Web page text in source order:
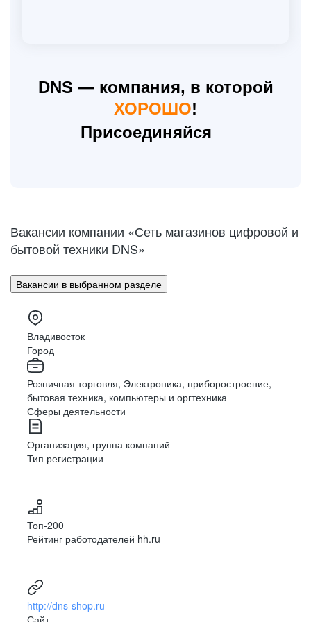
DNS — компания, в которой
ХОРОШО!
Присоединяйся
DNS обладает единой сетью
распределительных центров,
обеспечивающей потребность
в товаре для всей страны
городов присутствия
Для удобства наших
покупателей открыта
собственная сеть сервисных
центров по всей территории
20+
лет опыта
ДНС Технологии — бизнес-
направление холдинга для
создания и развития
информационных систем всех
современные языки, подходы и технологии для
эффективного решения бизнес-задач
Что мы делаем:
Вакансии компании «Сеть магазинов цифровой и
бытовой техники DNS»
Вакансии в выбранном разделе
Владивосток
Город
Розничная торговля, Электроника, приборостроение,
бытовая техника, компьютеры и оргтехника
Сферы деятельности
Организация, группа компаний
Тип регистрации
Топ-200
Рейтинг работодателей hh.ru
http://dns-shop.ru
Сайт